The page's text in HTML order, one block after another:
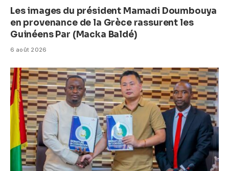
Les images du président Mamadi Doumbouya
en provenance de la Grèce rassurent les
Guinéens Par (Macka Baldé)
6 août 2026